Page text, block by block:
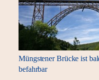
Müngstener Brücke ist
befahrbar